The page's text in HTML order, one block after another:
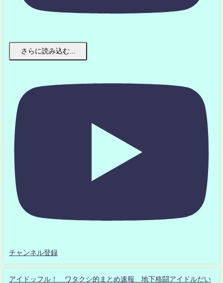
さらに読み込む...
チャンネル登録
アイドッフル！ ワタクシ的まとめ速報 地下格闘アイドルだい